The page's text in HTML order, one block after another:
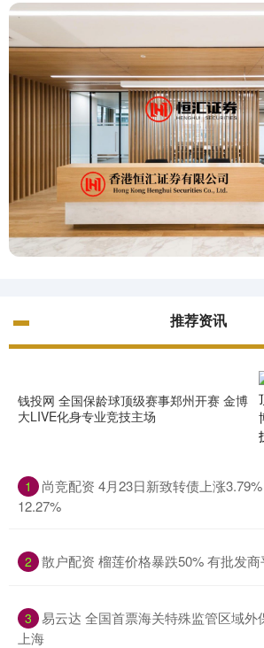
推荐资讯
钱投网 全国保龄球顶级赛事郑州开赛 金博
大LIVE化身专业竞技主场
1
尚竞配资 4月23日新致转债上涨
12.27%
2 散户配资 榴莲价格暴跌50% 有批发
3 易云达 全国首票海关特殊监管区域外
上海